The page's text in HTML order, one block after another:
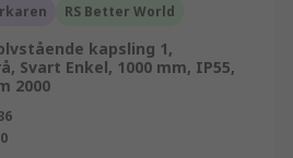
RS Better World
kapsling 1,
Svart Enkel, 1000 mm, IP55,
2000